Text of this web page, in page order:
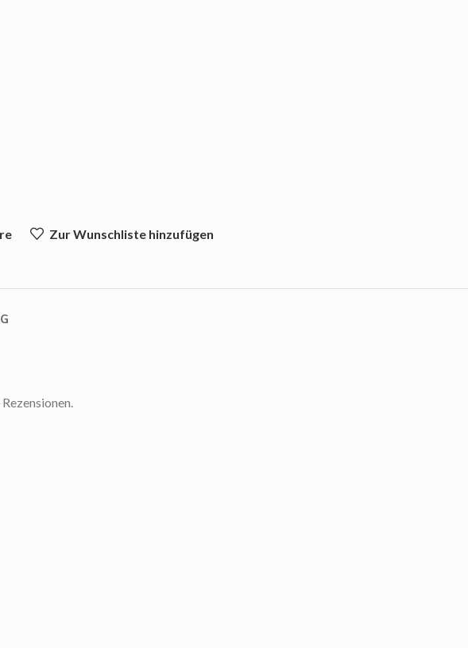
Zur Wunschliste hinzufügen